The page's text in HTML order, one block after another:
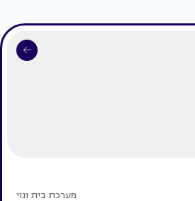
מערכת בית ונוי